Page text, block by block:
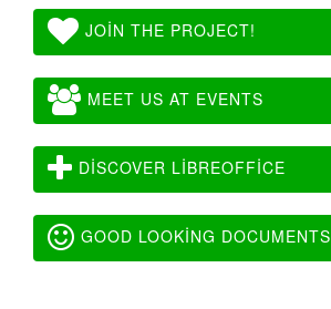
JOIN THE PROJECT!
MEET US AT EVENTS
DISCOVER LIBREOFFICE
GOOD LOOKING DOCUMENTS